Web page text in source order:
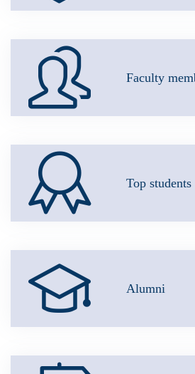
Faculty
Top students
Alumni